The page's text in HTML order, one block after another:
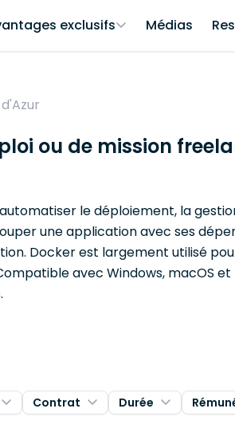
exclusifs Médias
ou de mission
le déploiement, la
une application avec ses
Docker est largement utilisé
avec Windows, macOS
Contrat Durée